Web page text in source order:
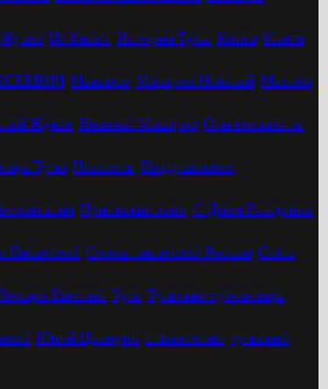
Жуков Из Книги История Тулы Книга Книги
Макаров Макаров Николай Маслов
Жуков Николай Макаров Они воевали за
Тулы Писатель Поздравление
Приокские зори С Днём Рождения
Писателей Союза писателей России Союз
Евгений Тула Тульские суворовцы
Юрий Цкипури справочник тульский